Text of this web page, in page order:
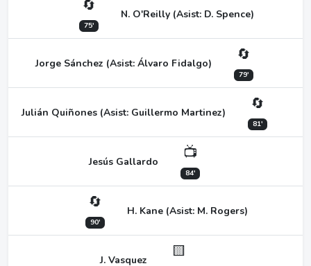
🔄
75'
N. O'Reilly (Asist: D. Spence)
Jorge Sánchez (Asist: Álvaro Fidalgo) 🔄
79'
Julián Quiñones (Asist: Guillermo Martinez) 🔄
81'
Jesús Gallardo 📺
84'
🔄
90'
H. Kane (Asist: M. Rogers)
J. Vasquez 🟨